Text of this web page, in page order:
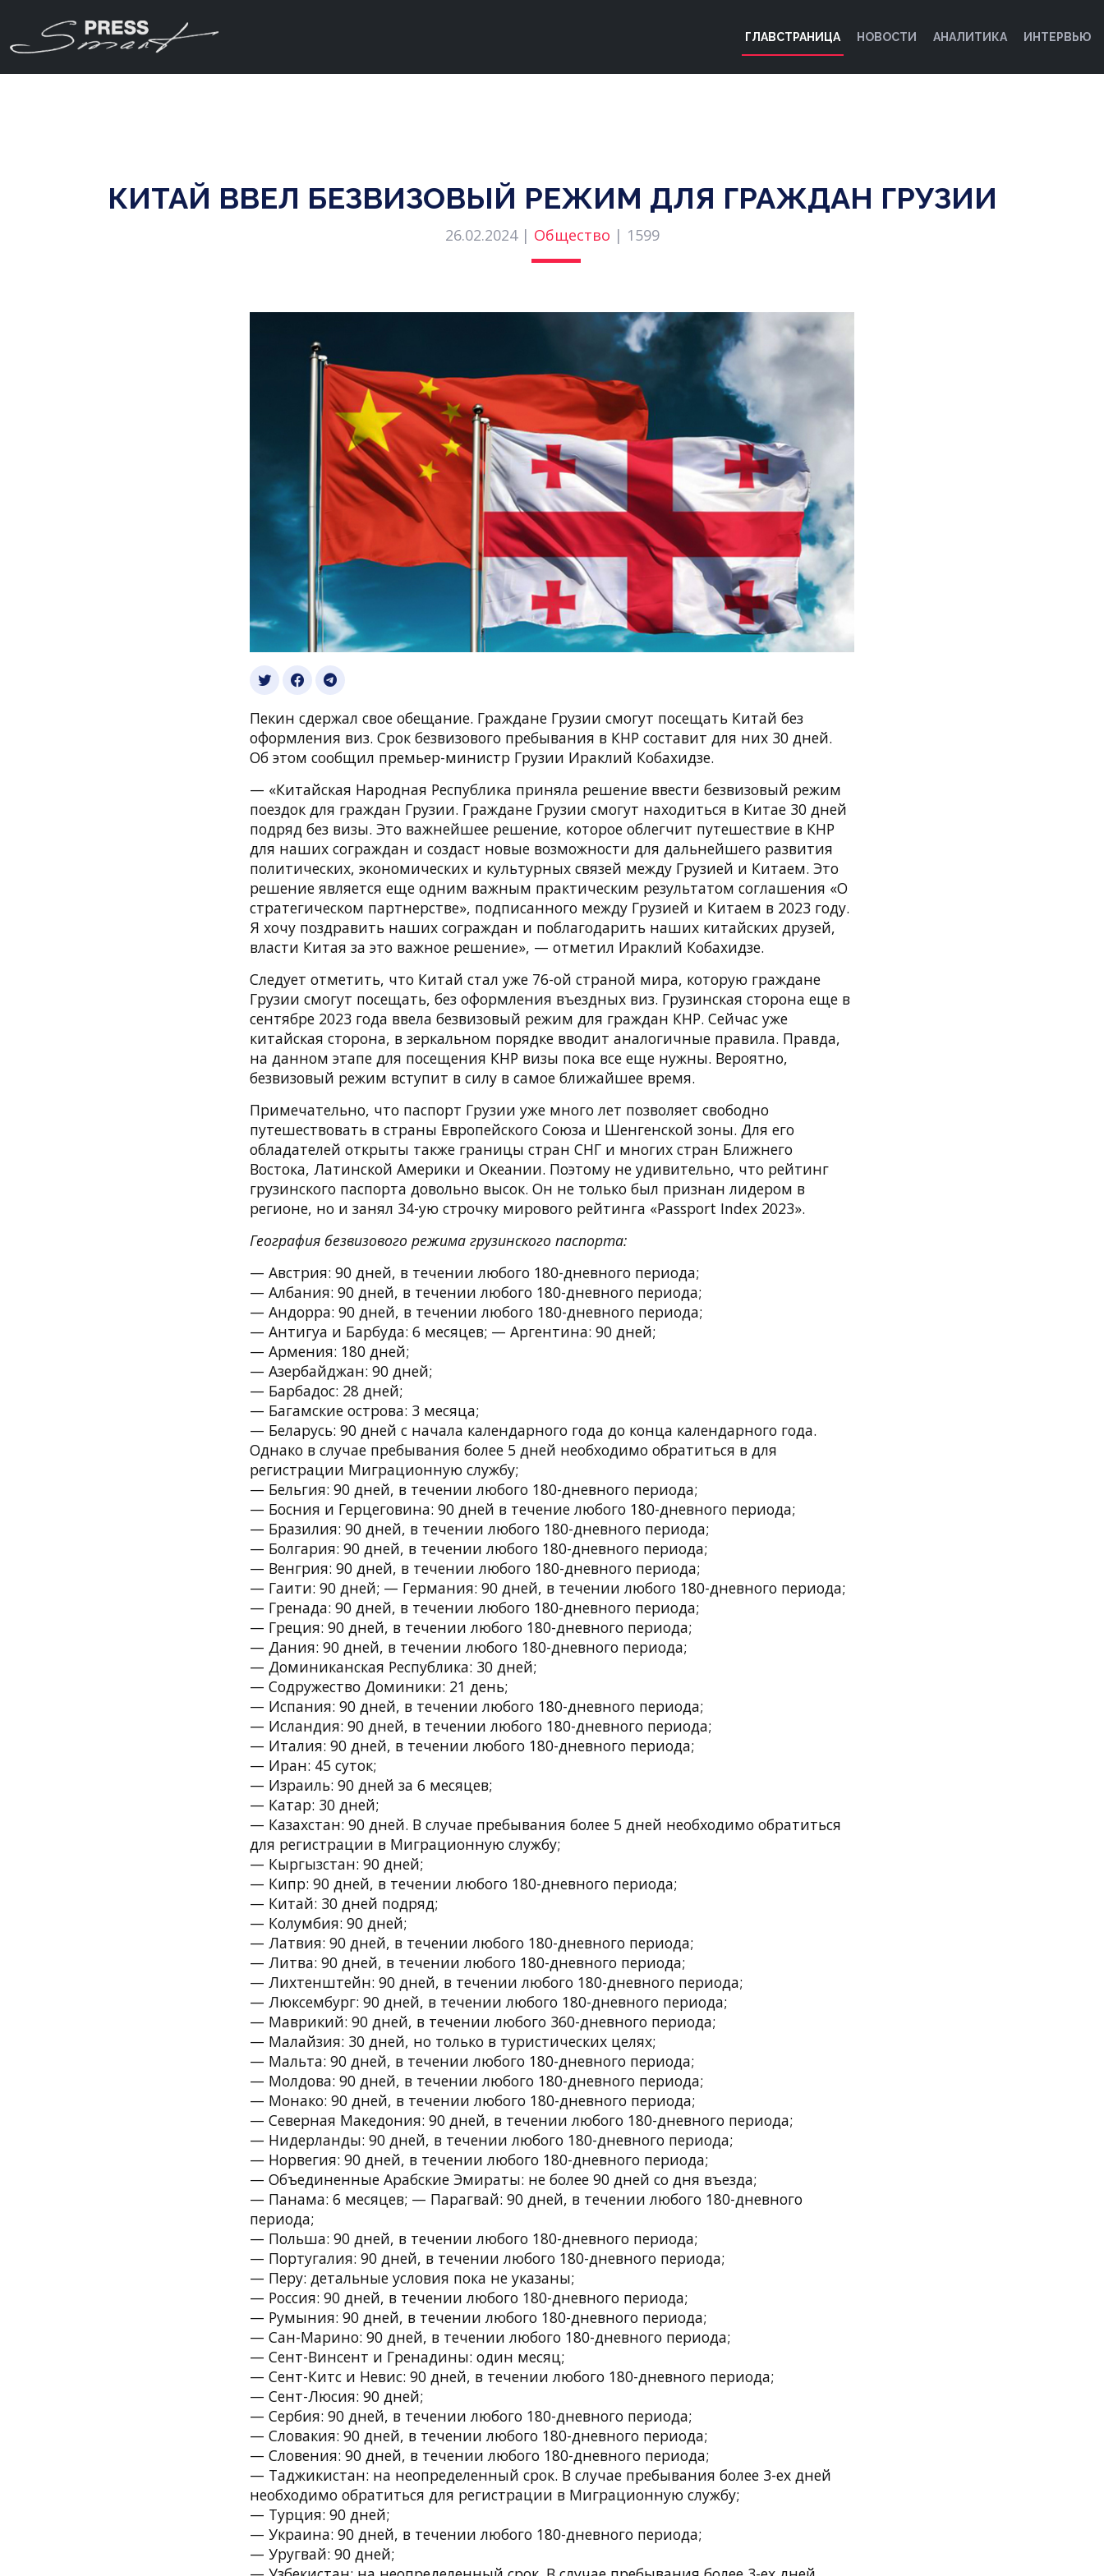
ГЛАВСТРАНИЦА НОВОСТИ АНАЛИТИКА ИНТЕРВЬЮ
КИТАЙ ВВЕЛ БЕЗВИЗОВЫЙ РЕЖИМ ДЛЯ ГРАЖДАН ГРУЗИИ
26.02.2024 | Общество | 1599
Пекин сдержал свое обещание. Граждане Грузии смогут посещать Китай без
оформления виз. Срок безвизового пребывания в КНР составит для них 30 дней.
Об этом сообщил премьер-министр Грузии Ираклий Кобахидзе.
— «Китайская Народная Республика приняла решение ввести безвизовый режим
поездок для граждан Грузии. Граждане Грузии смогут находиться в Китае 30 дней
подряд без визы. Это важнейшее решение, которое облегчит путешествие в КНР
для наших сограждан и создаст новые возможности для дальнейшего развития
политических, экономических и культурных связей между Грузией и Китаем. Это
решение является еще одним важным практическим результатом соглашения «О
стратегическом партнерстве», подписанного между Грузией и Китаем в 2023 году.
Я хочу поздравить наших сограждан и поблагодарить наших китайских друзей,
власти Китая за это важное решение», — отметил Ираклий Кобахидзе.
Следует отметить, что Китай стал уже 76-ой страной мира, которую граждане
Грузии смогут посещать, без оформления въездных виз. Грузинская сторона еще в
сентябре 2023 года ввела безвизовый режим для граждан КНР. Сейчас уже
китайская сторона, в зеркальном порядке вводит аналогичные правила. Правда,
на данном этапе для посещения КНР визы пока все еще нужны. Вероятно,
безвизовый режим вступит в силу в самое ближайшее время.
Примечательно, что паспорт Грузии уже много лет позволяет свободно
путешествовать в страны Европейского Союза и Шенгенской зоны. Для его
обладателей открыты также границы стран СНГ и многих стран Ближнего
Востока, Латинской Америки и Океании. Поэтому не удивительно, что рейтинг
грузинского паспорта довольно высок. Он не только был признан лидером в
регионе, но и занял 34-ую строчку мирового рейтинга «Passport Index 2023».
География безвизового режима грузинского паспорта:
— Австрия: 90 дней, в течении любого 180-дневного периода;
— Албания: 90 дней, в течении любого 180-дневного периода;
— Андорра: 90 дней, в течении любого 180-дневного периода;
— Антигуа и Барбуда: 6 месяцев; — Аргентина: 90 дней;
— Армения: 180 дней;
— Азербайджан: 90 дней;
— Барбадос: 28 дней;
— Багамские острова: 3 месяца;
— Беларусь: 90 дней с начала календарного года до конца календарного года.
Однако в случае пребывания более 5 дней необходимо обратиться в для
регистрации Миграционную службу;
— Бельгия: 90 дней, в течении любого 180-дневного периода;
— Босния и Герцеговина: 90 дней в течение любого 180-дневного периода;
— Бразилия: 90 дней, в течении любого 180-дневного периода;
— Болгария: 90 дней, в течении любого 180-дневного периода;
— Венгрия: 90 дней, в течении любого 180-дневного периода;
— Гаити: 90 дней; — Германия: 90 дней, в течении любого 180-дневного периода;
— Гренада: 90 дней, в течении любого 180-дневного периода;
— Греция: 90 дней, в течении любого 180-дневного периода;
— Дания: 90 дней, в течении любого 180-дневного периода;
— Доминиканская Республика: 30 дней;
— Содружество Доминики: 21 день;
— Испания: 90 дней, в течении любого 180-дневного периода;
— Исландия: 90 дней, в течении любого 180-дневного периода;
— Италия: 90 дней, в течении любого 180-дневного периода;
— Иран: 45 суток;
— Израиль: 90 дней за 6 месяцев;
— Катар: 30 дней;
— Казахстан: 90 дней. В случае пребывания более 5 дней необходимо обратиться
для регистрации в Миграционную службу;
— Кыргызстан: 90 дней;
— Кипр: 90 дней, в течении любого 180-дневного периода;
— Китай: 30 дней подряд;
— Колумбия: 90 дней;
— Латвия: 90 дней, в течении любого 180-дневного периода;
— Литва: 90 дней, в течении любого 180-дневного периода;
— Лихтенштейн: 90 дней, в течении любого 180-дневного периода;
— Люксембург: 90 дней, в течении любого 180-дневного периода;
— Маврикий: 90 дней, в течении любого 360-дневного периода;
— Малайзия: 30 дней, но только в туристических целях;
— Мальта: 90 дней, в течении любого 180-дневного периода;
— Молдова: 90 дней, в течении любого 180-дневного периода;
— Монако: 90 дней, в течении любого 180-дневного периода;
— Северная Македония: 90 дней, в течении любого 180-дневного периода;
— Нидерланды: 90 дней, в течении любого 180-дневного периода;
— Норвегия: 90 дней, в течении любого 180-дневного периода;
— Объединенные Арабские Эмираты: не более 90 дней со дня въезда;
— Панама: 6 месяцев; — Парагвай: 90 дней, в течении любого 180-дневного
периода;
— Польша: 90 дней, в течении любого 180-дневного периода;
— Португалия: 90 дней, в течении любого 180-дневного периода;
— Перу: детальные условия пока не указаны;
— Россия: 90 дней, в течении любого 180-дневного периода;
— Румыния: 90 дней, в течении любого 180-дневного периода;
— Сан-Марино: 90 дней, в течении любого 180-дневного периода;
— Сент-Винсент и Гренадины: один месяц;
— Сент-Китс и Невис: 90 дней, в течении любого 180-дневного периода;
— Сент-Люсия: 90 дней;
— Сербия: 90 дней, в течении любого 180-дневного периода;
— Словакия: 90 дней, в течении любого 180-дневного периода;
— Словения: 90 дней, в течении любого 180-дневного периода;
— Таджикистан: на неопределенный срок. В случае пребывания более 3-ех дней
необходимо обратиться для регистрации в Миграционную службу;
— Турция: 90 дней;
— Украина: 90 дней, в течении любого 180-дневного периода;
— Уругвай: 90 дней;